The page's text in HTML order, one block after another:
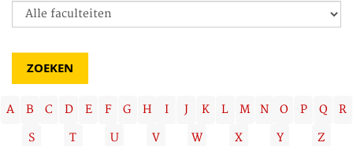
A B C D E F G H I J K L M N O P Q
R
S
T U V W X Y Z